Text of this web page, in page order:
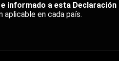
informado a esta Declaración
aplicable en cada país.